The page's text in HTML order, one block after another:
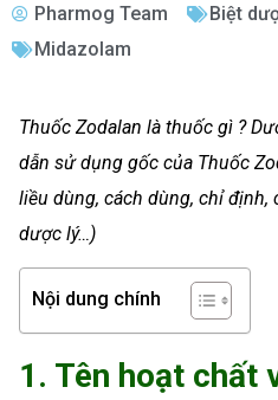
Pharmog Team Biệt
Midazolam
Thuốc Zodalan là thuốc gì ?
dẫn sử dụng gốc của Thuốc
liều dùng, cách dùng, chỉ định,
dược lý…)
Nội dung chính
1. Tên hoạt chất